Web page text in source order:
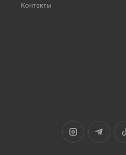
Контакты